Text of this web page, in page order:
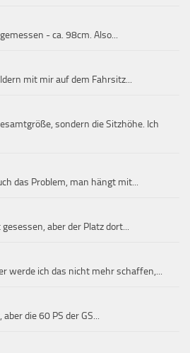
- ca. 98cm. Also...
mit mir auf dem Fahrsitz...
sondern die Sitzhöhe. Ich
das Problem, man hängt mit...
aber der Platz dort...
werde ich das nicht mehr schaffen,...
die 60 PS der GS...